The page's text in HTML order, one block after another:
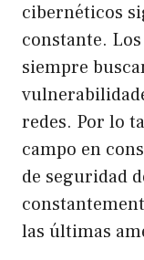
cibernéticos
constante.
siempre
redes. Por lo
campo en
de seguridad
las últimas